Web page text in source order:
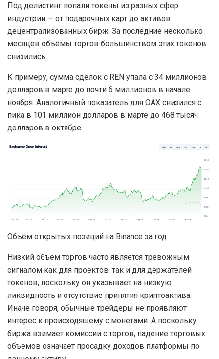
Под делистинг попали токены из разных сфер
индустрии — от подарочных карт до активов
децентрализованных бирж. За последние несколько
месяцев объёмы торгов большинством этих токенов
снизились.
К примеру, сумма сделок с REN упала с 34 миллионов
долларов в марте до почти 6 миллионов в начале
ноября. Аналогичный показатель для OAX снизился с
пика в 101 миллион долларов в марте до 468 тысяч
долларов в октябре.
Объём открытых позиций на Binance за год
Низкий объём торгов часто является тревожным
сигналом как для проектов, так и для держателей
токенов, поскольку он указывает на низкую
ликвидность и отсутствие принятия криптоактива.
Иначе говоря, обычные трейдеры не проявляют
интерес к происходящему с монетами. А поскольку
биржа взимает комиссии с торгов, падение торговых
объёмов означает просадку доходов платформы по